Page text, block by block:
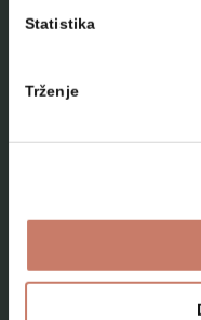
Statistika
Trženje
Kam na izlet
Programi za